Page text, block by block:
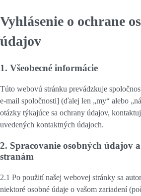
Vyhlásenie o ochrane
údajov
1. Všeobecné informácie
Túto webovú stránku prevádzkuje
e-mail spoločnosti] (ďalej len „my“ alebo „
otázky týkajúce sa ochrany údajov,
uvedených kontaktných údajoch.
2. Spracovanie osobných údajov
stranám
2.1 Po použití našej webovej stránky sa
niektoré osobné údaje o vašom zariadení